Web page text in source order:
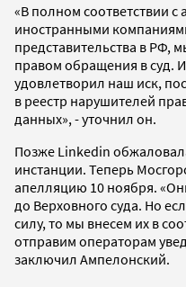
«В полном соответствии
иностранными
представительства в РФ,
правом обращения в суд. И
удовлетворил наш иск,
в реестр нарушителей
данных», - уточнил он.
Позже Linkedin
инстанции. Теперь
апелляцию 10 ноября.
до Верховного суда. Но
силу, то мы внесем их в
отправим операторам
заключил Ампелонский.